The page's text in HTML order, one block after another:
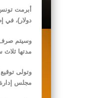
دولار)، في
وسيتم صرف
مدتها
وتولى
مجلس